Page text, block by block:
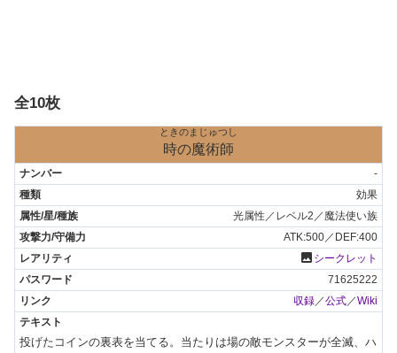
全10枚
ときのまじゅつし
時の魔術師
-
効果
光属性／レベル2／魔法使い族
ATK:500／DEF:400
photo シークレット
71625222
収録 ／公式 ／Wiki
投げたコインの裏表を当てる。当たりは場の敵モンスターが全滅、ハ